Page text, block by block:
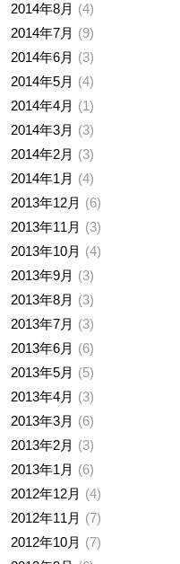
2014年8月
4
2014年7月
9
2014年6月
3
2014年5月
4
2014年4月
1
2014年3月
3
2014年2月
3
2014年1月
4
2013年12月
6
2013年11月
3
2013年10月
4
2013年9月
3
2013年8月
3
2013年7月
3
2013年6月
6
2013年5月
5
2013年4月
3
2013年3月
6
2013年2月
3
2013年1月
6
2012年12月
4
2012年11月
7
2012年10月
7